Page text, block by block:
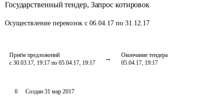
Государственный тендер, Запрос котировок
Осуществление перевозок с 06.04.17 по 31.12.17
Приём предложений
с 30.03.17, 19:17 по 05.04.17, 19:17
Окончание тендера
05.04.17, 19:17
0 Создан 31 мар 2017